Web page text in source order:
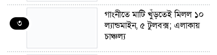
৩
গাংনীতে মাটি খুঁড়তেই মিলল ১০
ল্যান্ডমাইন, ৫ টুলবক্স; এলাকায়
চাঞ্চল্য